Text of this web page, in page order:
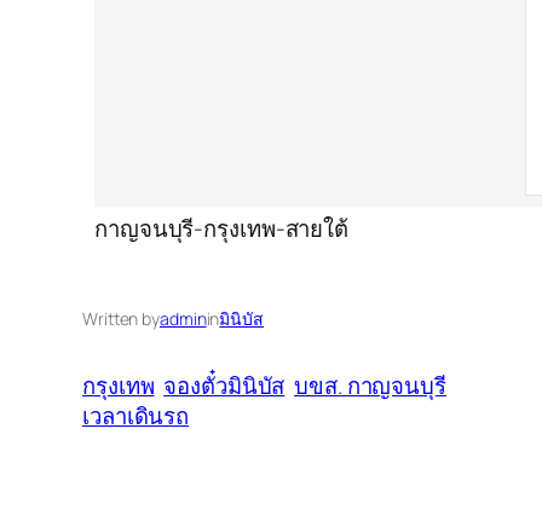
กาญจนบุรี-กรุงเทพ-สายใต้
Written byadmininมินิบัส
กรุงเทพ จองตั๋วมินิบัส บขส. กาญจนบุรี
เวลาเดินรถ